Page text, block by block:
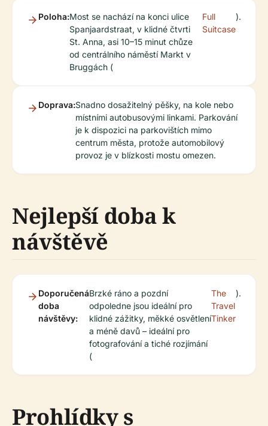
Poloha:Most se nachází na konci ulice
Spanjaardstraat, v klidné čtvrti
St. Anna, asi 10–15 minut chůze
od centrálního náměstí Markt v
Bruggách (
Full
Suitcase
).
Doprava:Snadno dosažitelný pěšky, na kole nebo
místními autobusovými linkami. Parkování
je k dispozici na parkovištích mimo
centrum města, protože automobilový
provoz je v blízkosti mostu omezen.
Nejlepší doba k
návštěvě
Doporučená
doba
návštěvy:
Brzké ráno a pozdní
odpoledne jsou ideální pro
klidné zážitky, měkké osvětlení
a méně davů – ideální pro
fotografování a tiché rozjímání
(
The
Travel
Tinker
).
Prohlídky s